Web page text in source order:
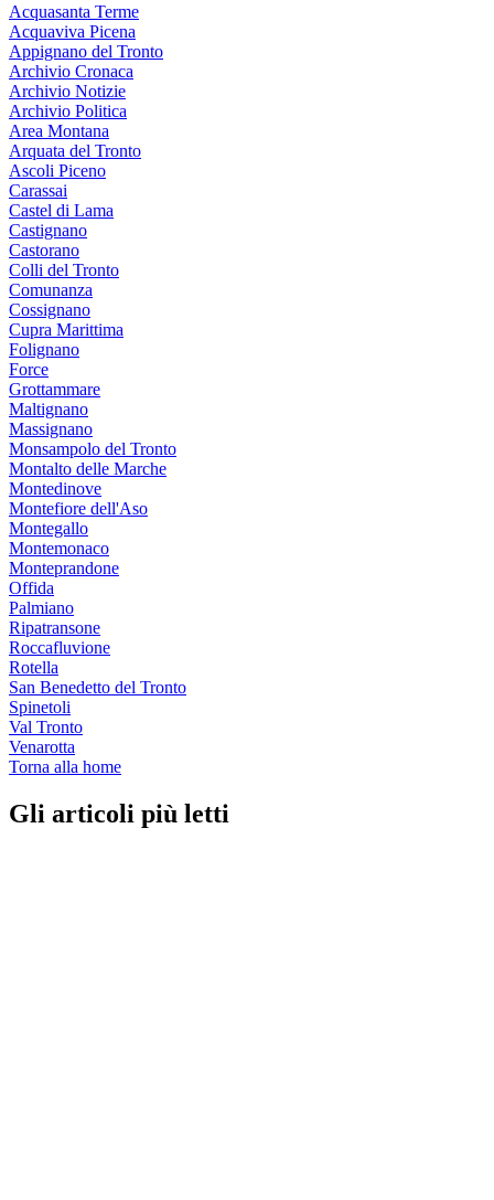
Acquasanta Terme
Acquaviva Picena
Appignano del Tronto
Archivio Cronaca
Archivio Notizie
Archivio Politica
Area Montana
Arquata del Tronto
Ascoli Piceno
Carassai
Castel di Lama
Castignano
Castorano
Colli del Tronto
Comunanza
Cossignano
Cupra Marittima
Folignano
Force
Grottammare
Maltignano
Massignano
Monsampolo del Tronto
Montalto delle Marche
Montedinove
Montefiore dell'Aso
Montegallo
Montemonaco
Monteprandone
Offida
Palmiano
Ripatransone
Roccafluvione
Rotella
San Benedetto del Tronto
Spinetoli
Val Tronto
Venarotta
Torna alla home
Gli articoli più letti